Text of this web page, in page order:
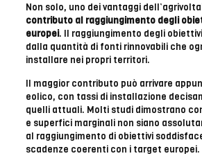
Non solo, uno dei vantaggi
contributo al raggiungimento degli
europei. Il raggiungimento degli
dalla quantità di fonti rinnovabili che
installare nei propri territori.
Il maggior contributo può arrivare
eolico, con tassi di installazione
quelli attuali. Molti studi dimostrano
e superfici marginali non siano
al raggiungimento di obiettivi
scadenze coerenti con i target europei.